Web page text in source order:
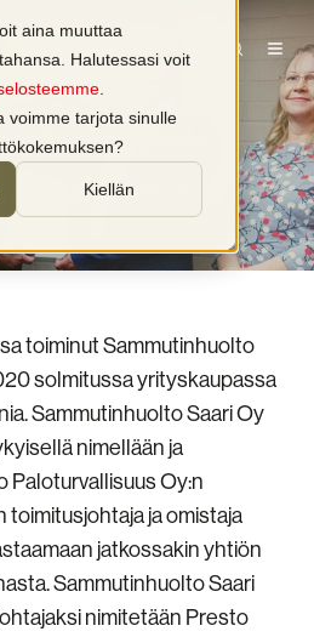
aina muuttaa
Halutessasi voit
voimme tarjota sinulle
Kiellän
Oy on ostanut
Oy:n Kokkolasta
28.10.2020 8:18
toiminut Sammutinhuolto
solmitussa yrityskaupassa
Sammutinhuolto Saari Oy
nimellään ja
Paloturvallisuus Oy:n
ja omistaja
jatkossakin yhtiön
Sammutinhuolto Saari
nimitetään Presto